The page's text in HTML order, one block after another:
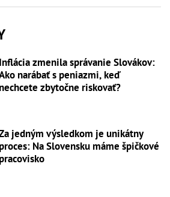
Inflácia zmenila správanie Slovákov:
narábať s peniazmi, keď
nechcete zbytočne riskovať?
jedným výsledkom je unikátny
proces: Na Slovensku máme špičkové
pracovisko